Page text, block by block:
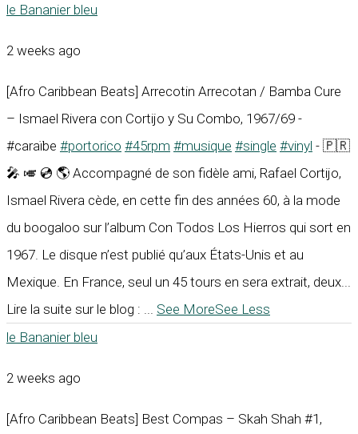
le Bananier bleu
2 weeks ago
[Afro Caribbean Beats] Arrecotin Arrecotan / Bamba Cure
– Ismael Rivera con Cortijo y Su Combo, 1967/69 -
#caraïbe #portorico #45rpm #musique #single #vinyl - 🇵🇷
🎤 🎺 💿 🌎 Accompagné de son fidèle ami, Rafael Cortijo,
Ismael Rivera cède, en cette fin des années 60, à la mode
du boogaloo sur l’album Con Todos Los Hierros qui sort en
1967. Le disque n’est publié qu’aux États-Unis et au
Mexique. En France, seul un 45 tours en sera extrait, deux...
Lire la suite sur le blog : ... See MoreSee Less
le Bananier bleu
2 weeks ago
[Afro Caribbean Beats] Best Compas – Skah Shah #1,